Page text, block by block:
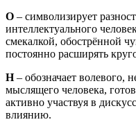
О – символизирует
интеллектуального
смекалкой, обострённой
постоянно расширять
Н– обозначает волевого,
мыслящего человека,
активно участвуя в
влиянию.